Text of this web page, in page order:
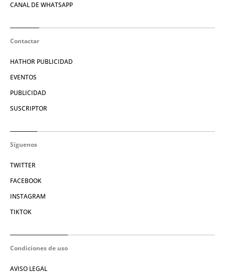
CANAL DE WHATSAPP
Contactar
HATHOR PUBLICIDAD
EVENTOS
PUBLICIDAD
SUSCRIPTOR
Síguenos
TWITTER
FACEBOOK
INSTAGRAM
TIKTOK
Condiciones de uso
AVISO LEGAL